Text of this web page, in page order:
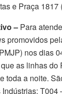
e Praça 1817
– Para
promovidos
nos dias
as linhas do
toda a noite.
T004